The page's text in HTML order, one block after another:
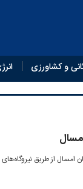
و کشاورزی
در تابستان امسال از طریق